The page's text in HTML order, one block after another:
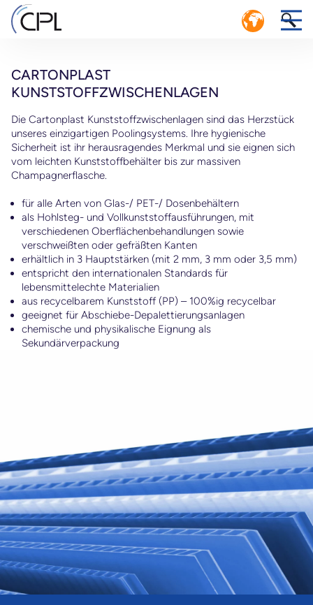
CARTONPLAST
KUNSTSTOFFZWISCHENLAGEN
Die Cartonplast Kunststoffzwischenlagen sind das Herzstück
unseres einzigartigen Poolingsystems. Ihre hygienische
Sicherheit ist ihr herausragendes Merkmal und sie eignen sich
vom leichten Kunststoffbehälter bis zur massiven
Champagnerflasche.
für alle Arten von Glas-/ PET-/ Dosenbehältern
als Hohlsteg- und Vollkunststoffausführungen, mit
verschiedenen Oberflächenbehandlungen sowie
verschweißten oder gefräßten Kanten
erhältlich in 3 Hauptstärken (mit 2 mm, 3 mm oder 3,5 mm)
entspricht den internationalen Standards für
lebensmittelechte Materialien
aus recycelbarem Kunststoff (PP) – 100%ig recycelbar
geeignet für Abschiebe-Depalettierungsanlagen
chemische und physikalische Eignung als
Sekundärverpackung
1
KREISLAUFWIRTSCHAFT: EFFIZIENTES
LOGISTIKSYSTEM MIT GESCHLOSSENEM
KREISLAUF
CPL SERVICE-CENTER POOLING MANAGEMENT